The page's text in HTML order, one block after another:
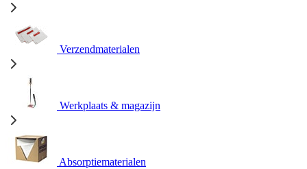
Verzendmaterialen
Werkplaats & magazijn
Absorptiematerialen